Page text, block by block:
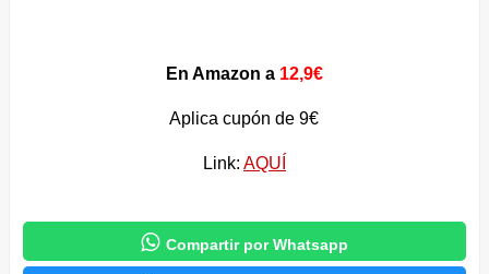
En Amazon a 12,9€
Aplica cupón de 9€
Link: AQUÍ
 Compartir por Whatsapp